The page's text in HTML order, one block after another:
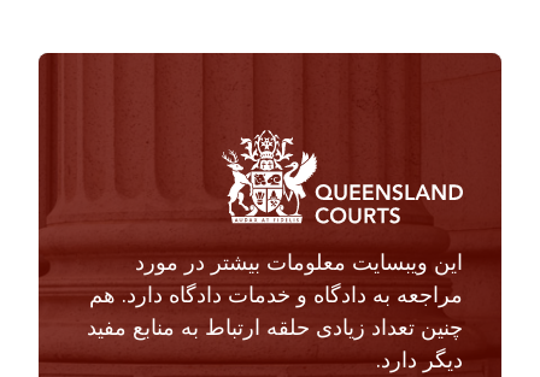
این ویبسایت معلومات بیشتر در مورد
مراجعه به دادگاه و خدمات دادگاه دارد. هم
چنین تعداد زیادی حلقه ارتباط به منابع مفید
دیگر دارد.